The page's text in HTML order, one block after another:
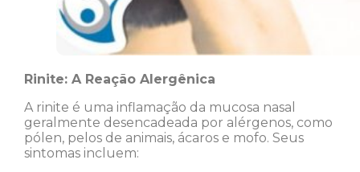
Rinite: A Reação Alergênica
A rinite é uma inflamação da mucosa nasal
geralmente desencadeada por alérgenos, como
pólen, pelos de animais, ácaros e mofo. Seus
sintomas incluem: